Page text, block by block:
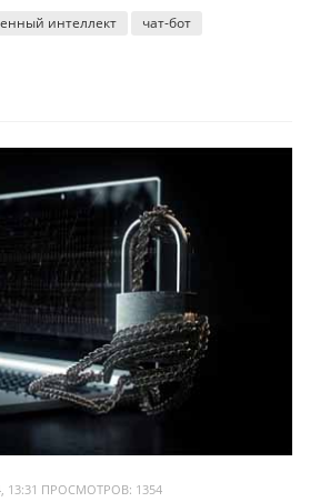
интеллект чат-бот
ПРОСМОТРОВ: 1354